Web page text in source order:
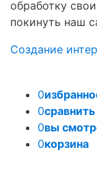
обработку
покинуть наш
Создание
0
0сравнить
0вы
0корзина